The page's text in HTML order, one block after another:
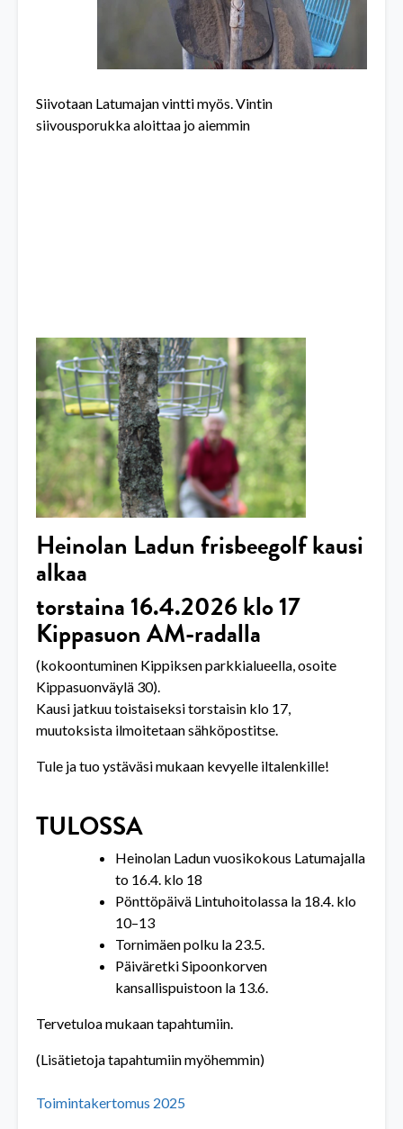
Siivotaan Latumajan vintti myös. Vintin
siivousporukka aloittaa jo aiemmin
Heinolan Ladun frisbeegolf kausi
alkaa
torstaina 16.4.2026 klo 17
Kippasuon AM-radalla
(kokoontuminen Kippiksen parkkialueella, osoite
Kippasuonväylä 30).
Kausi jatkuu toistaiseksi torstaisin klo 17,
muutoksista ilmoitetaan sähköpostitse.
Tule ja tuo ystäväsi mukaan kevyelle iltalenkille!
TULOSSA
Heinolan Ladun vuosikokous Latumajalla
to 16.4. klo 18
Pönttöpäivä Lintuhoitolassa la 18.4. klo
10–13
Tornimäen polku la 23.5.
Päiväretki Sipoonkorven
kansallispuistoon la 13.6.
Tervetuloa mukaan tapahtumiin.
(Lisätietoja tapahtumiin myöhemmin)
Toimintakertomus 2025